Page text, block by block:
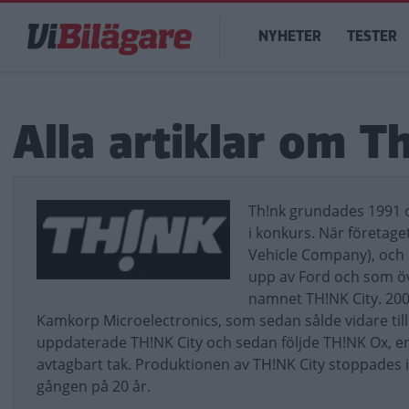
huvudinnehåll
Main
navigation
NYHETER TESTER
Alla artiklar om
Th!nk grundades
i konkurs. När
Vehicle Company),
upp av Ford och som
namnet TH!NK City.
Kamkorp Microelectronics, som sedan sålde vidare
uppdaterade TH!NK City och sedan följde TH!NK
avtagbart tak. Produktionen av TH!NK City
gången på 20 år.